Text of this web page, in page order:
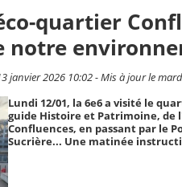
quartier
notre
janvier 2026 10:02 - Mis à jour le
Lundi 12/01, la 6e6 a visité le
guide Histoire et Patrimoine, de
Confluences, en passant par le
Sucrière... Une matinée